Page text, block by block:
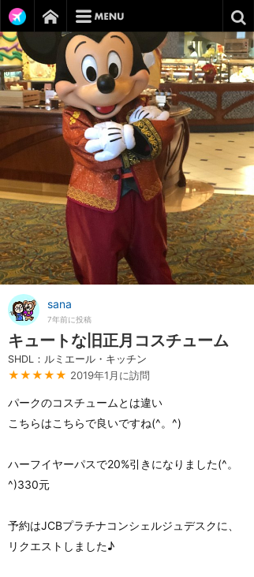
sana
7年前に投稿
キュートな旧正月コスチューム
SHDL：ルミエール・キッチン
★★★★★ 2019年1月に訪問
パークのコスチュームとは違い
こちらはこちらで良いですね(^。^)
ハーフイヤーパスで20%引きになりました(^。
^)330元
予約はJCBプラチナコンシェルジュデスクに、
リクエストしました♪